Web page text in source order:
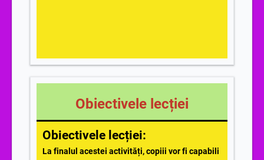
Obiectivele lecției
Obiectivele lecției:
La finalul acestei activități, copiii vor fi capabili